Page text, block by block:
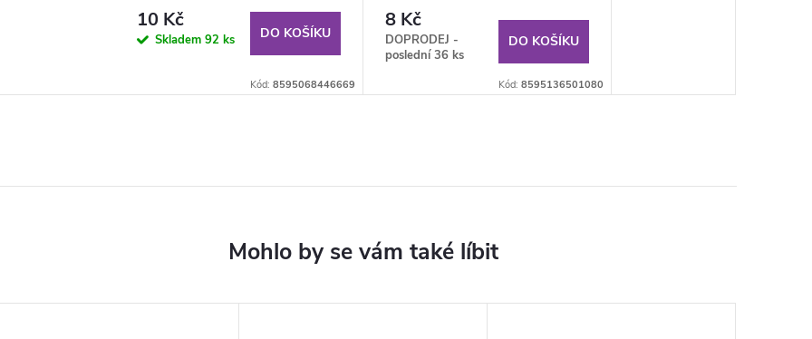
10 Kč
Skladem 92 ks DO KOŠÍKU
Kód: 8595068446669
8 Kč
DOPRODEJ -
poslední36 ks
DO KOŠÍKU
Kód: 8595136501080